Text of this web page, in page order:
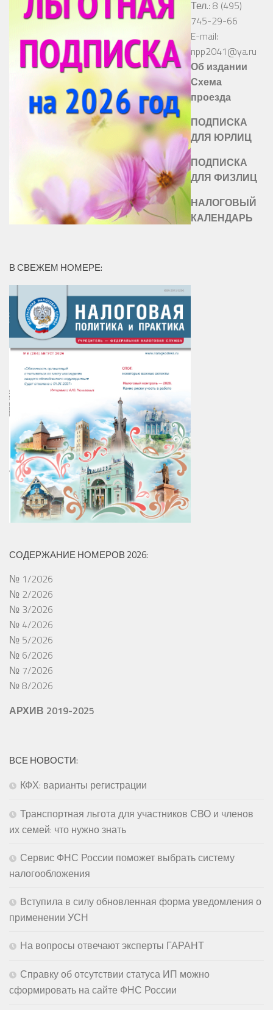
Тел.: 8 (495)
745-29-66
E-mail:
npp2041@ya.ru
Об издании
Схема
проезда
ПОДПИСКА
ДЛЯ ЮРЛИЦ
ПОДПИСКА
ДЛЯ ФИЗЛИЦ
НАЛОГОВЫЙ
КАЛЕНДАРЬ
В СВЕЖЕМ НОМЕРЕ:
СОДЕРЖАНИЕ НОМЕРОВ 2026:
№ 1/2026
№ 2/2026
№ 3/2026
№ 4/2026
№ 5/2026
№ 6/2026
№ 7/2026
№ 8/2026
АРХИВ 2019-2025
ВСЕ НОВОСТИ:
КФХ: варианты регистрации
Транспортная льгота для участников СВО и членов
их семей: что нужно знать
Сервис ФНС России поможет выбрать систему
налогообложения
Вступила в силу обновленная форма уведомления о
применении УСН
На вопросы отвечают эксперты ГАРАНТ
Справку об отсутствии статуса ИП можно
сформировать на сайте ФНС России